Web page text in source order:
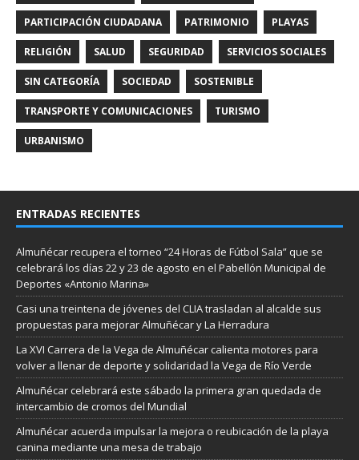
PARTICIPACIÓN CIUDADANA PATRIMONIO PLAYAS
RELIGIÓN SALUD SEGURIDAD SERVICIOS SOCIALES
SIN CATEGORÍA SOCIEDAD SOSTENIBLE
TRANSPORTE Y COMUNICACIONES TURISMO
URBANISMO
ENTRADAS RECIENTES
Almuñécar recupera el torneo “24 Horas de Fútbol Sala” que se
celebrará los días 22 y 23 de agosto en el Pabellón Municipal de
Deportes «Antonio Marina»
Casi una treintena de jóvenes del CLIA trasladan al alcalde sus
propuestas para mejorar Almuñécar y La Herradura
La XVI Carrera de la Vega de Almuñécar calienta motores para
volver a llenar de deporte y solidaridad la Vega de Río Verde
Almuñécar celebrará este sábado la primera gran quedada de
intercambio de cromos del Mundial
Almuñécar acuerda impulsar la mejora o reubicación de la playa
canina mediante una mesa de trabajo